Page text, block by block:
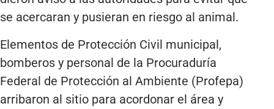
se acercaran y pusieran en riesgo al animal.
Elementos de Protección Civil municipal,
bomberos y personal de la Procuraduría
Federal de Protección al Ambiente (Profepa)
arribaron al sitio para acordonar el área y